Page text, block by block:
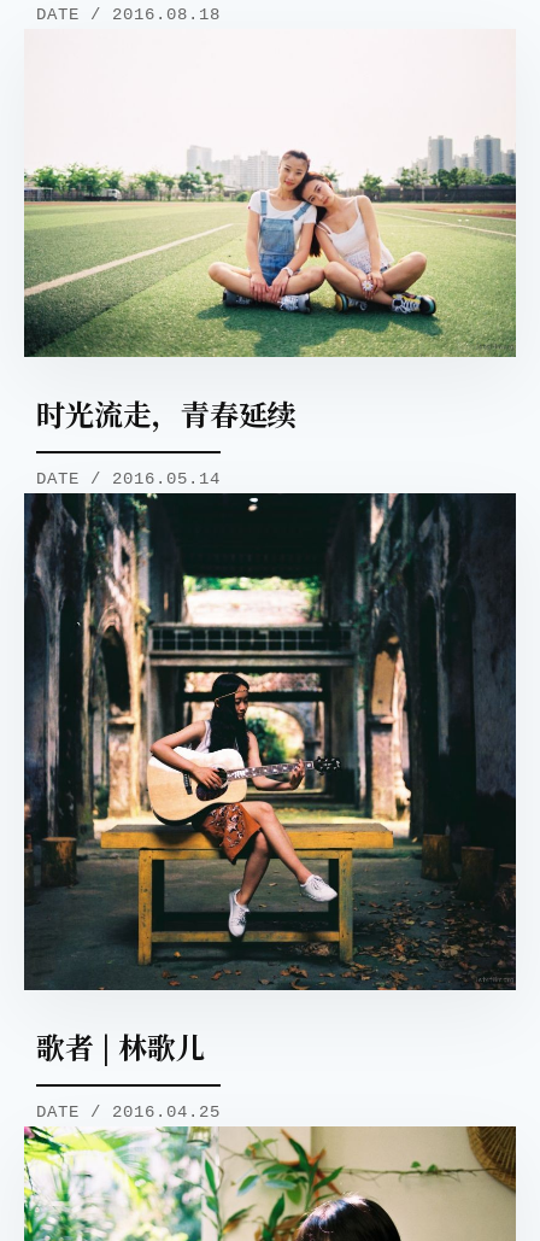
DATE / 2016.08.18
时光流走，青春延续
DATE / 2016.05.14
歌者 | 林歌儿
DATE / 2016.04.25